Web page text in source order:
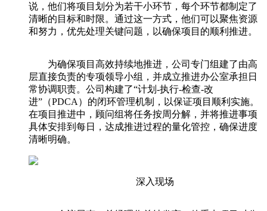
说，他们将项目划分为若干小环节，每个环节都制定了
清晰的目标和时限。通过这一方式，他们可以聚焦资源
和努力，优先处理关键问题，以确保项目的顺利推进。
为确保项目高效持续地推进，公司专门组建了由高
层直接负责的专项领导小组，并成立推进办公室承担日
常协调职责。公司构建了“计划-执行-检查-改
进”（PDCA）的闭环管理机制，以保证项目顺利实施。
在项目推进中，顾问组将任务按周分解，并将推进事项
具体安排到每日，达成推进过程的量化管控，确保进度
清晰明确。
深入现场